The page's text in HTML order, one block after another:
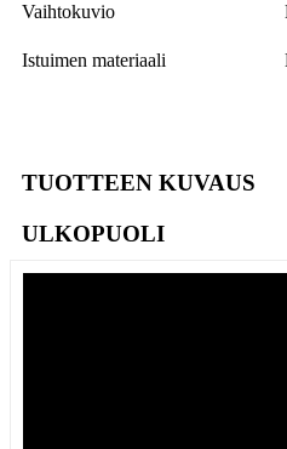
Vaihtokuvio
Istuimen materiaali
TUOTTEEN KUVAUS
ULKOPUOLI